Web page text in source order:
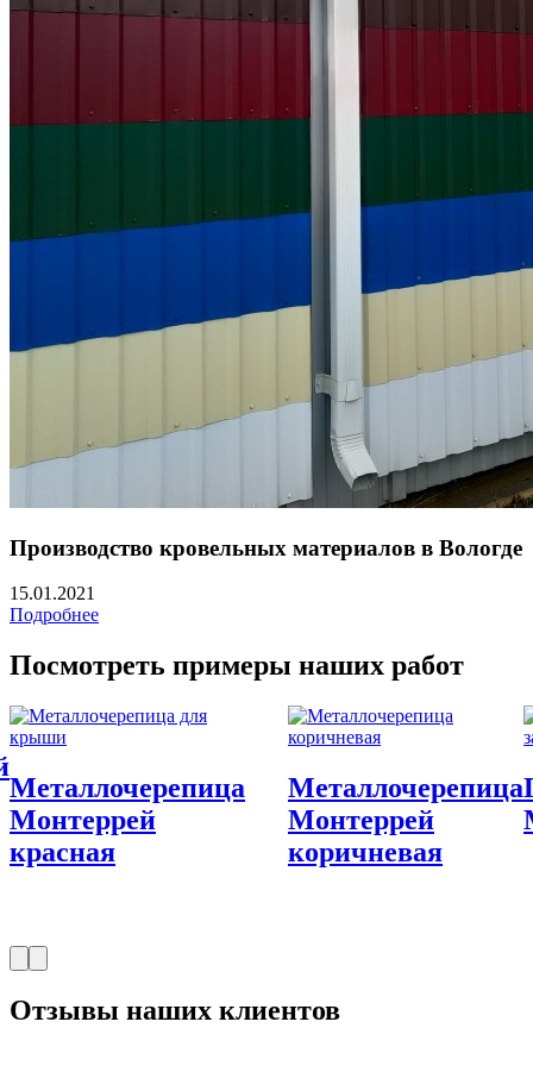
Производство кровельных материалов в Вологде
15.01.2021
Подробнее
Посмотреть примеры наших работ
Профнастил
МП20 А
Металлочерепица
Финнера
Финнера
Отзывы наших клиентов